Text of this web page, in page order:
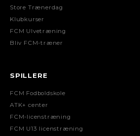
Store Trænerdag
Klubkurser
FCM Ulvetræning
Bliv FCM-træner
SPILLERE
FCM Fodboldskole
ATK+ center
FCM-licenstræning
FCM U13 licenstræning